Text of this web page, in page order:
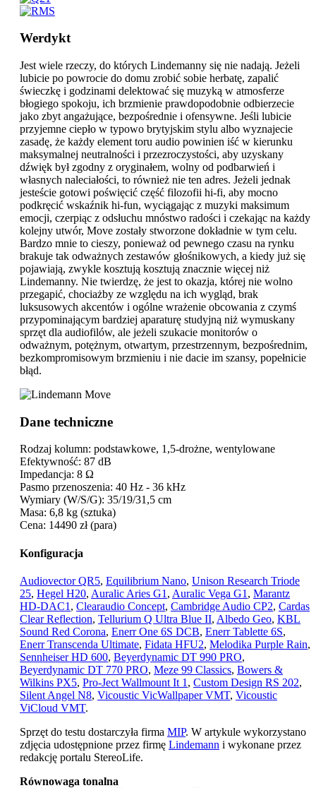
Werdykt
Jest wiele rzeczy, do których Lindemanny się nie nadają. Jeżeli
lubicie po powrocie do domu zrobić sobie herbatę, zapalić
świeczkę i godzinami delektować się muzyką w atmosferze
błogiego spokoju, ich brzmienie prawdopodobnie odbierzecie
jako zbyt angażujące, bezpośrednie i ofensywne. Jeśli lubicie
przyjemne ciepło w typowo brytyjskim stylu albo wyznajecie
zasadę, że każdy element toru audio powinien iść w kierunku
maksymalnej neutralności i przezroczystości, aby uzyskany
dźwięk był zgodny z oryginałem, wolny od podbarwień i
własnych naleciałości, to również nie ten adres. Jeżeli jednak
jesteście gotowi poświęcić część filozofii hi-fi, aby mocno
podkręcić wskaźnik hi-fun, wyciągając z muzyki maksimum
emocji, czerpiąc z odsłuchu mnóstwo radości i czekając na każdy
kolejny utwór, Move zostały stworzone dokładnie w tym celu.
Bardzo mnie to cieszy, ponieważ od pewnego czasu na rynku
brakuje tak odważnych zestawów głośnikowych, a kiedy już się
pojawiają, zwykle kosztują kosztują znacznie więcej niż
Lindemanny. Nie twierdzę, że jest to okazja, której nie wolno
przegapić, chociażby ze względu na ich wygląd, brak
luksusowych akcentów i ogólne wrażenie obcowania z czymś
przypominającym bardziej aparaturę studyjną niż wymuskany
sprzęt dla audiofilów, ale jeżeli szukacie monitorów o
odważnym, potężnym, otwartym, przestrzennym, bezpośrednim,
bezkompromisowym brzmieniu i nie dacie im szansy, popełnicie
błąd.
Dane techniczne
Rodzaj kolumn: podstawkowe, 1,5-drożne, wentylowane
Efektywność: 87 dB
Impedancja: 8 Ω
Pasmo przenoszenia: 40 Hz - 36 kHz
Wymiary (W/S/G): 35/19/31,5 cm
Masa: 6,8 kg (sztuka)
Cena: 14490 zł (para)
Konfiguracja
Audiovector QR5, Equilibrium Nano, Unison Research Triode
25, Hegel H20, Auralic Aries G1 , Auralic Vega G1 , Marantz
HD-DAC1 , Clearaudio Concept, Cambridge Audio CP2, Cardas
Clear Reflection, Tellurium Q Ultra Blue II, Albedo Geo, KBL
Sound Red Corona, Enerr One 6S DCB, Enerr Tablette 6S,
Enerr Transcenda Ultimate, Fidata HFU2, Melodika Purple Rain,
Sennheiser HD 600, Beyerdynamic DT 990 PRO,
Beyerdynamic DT 770 PRO, Meze 99 Classics, Bowers &
Wilkins PX5, Pro-Ject Wallmount It 1 , Custom Design RS 202,
Silent Angel N8, Vicoustic VicWallpaper VMT, Vicoustic
ViCloud VMT.
Sprzęt do testu dostarczyła firma MIP. W artykule wykorzystano
zdjęcia udostępnione przez firmę Lindemann i wykonane przez
redakcję portalu StereoLife.
Równowaga tonalna